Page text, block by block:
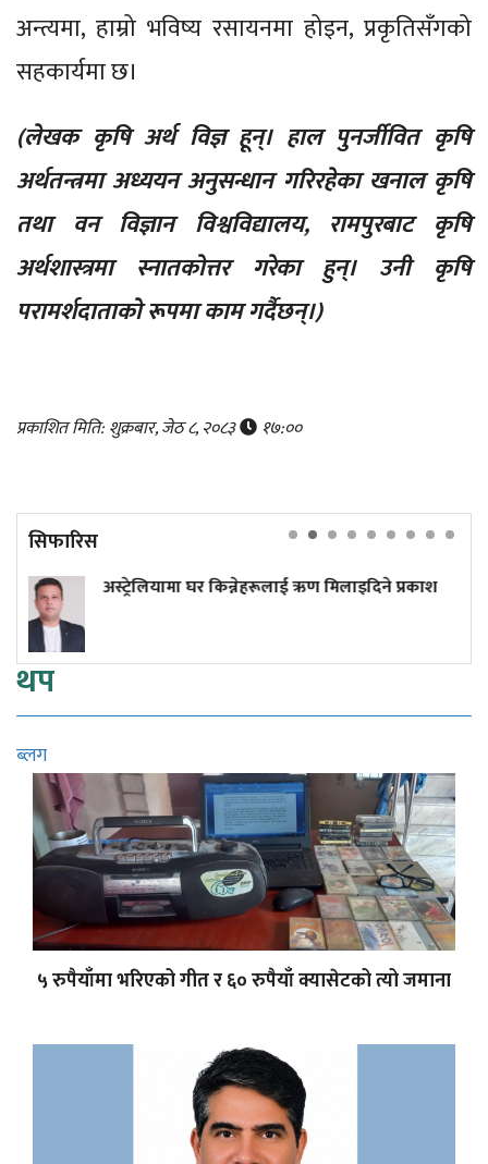
अन्त्यमा, हाम्रो भविष्य रसायनमा होइन, प्रकृतिसँगको
सहकार्यमा छ।
(लेखक कृषि अर्थ विज्ञ हून्। हाल पुनर्जीवित कृषि
अर्थतन्त्रमा अध्ययन अनुसन्धान गरिरहेका खनाल कृषि
तथा वन विज्ञान विश्वविद्यालय, रामपुरबाट कृषि
अर्थशास्त्रमा स्नातकोत्तर गरेका हुन्। उनी कृषि
परामर्शदाताको रूपमा काम गर्दैछन्।)
प्रकाशित मिति: शुक्रबार, जेठ ८, २०८३ १७:००
सिफारिस
ऋण मिलाइदिने प्रकाश प्रधानमन्त्री बालेनले
थप
ब्लग
५ रुपैयाँमा भरिएको गीत र ६० रुपैयाँ क्यासेटको त्यो जमाना